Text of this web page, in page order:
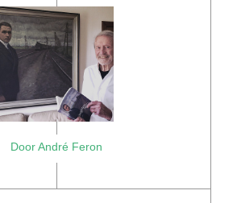
Door André Feron